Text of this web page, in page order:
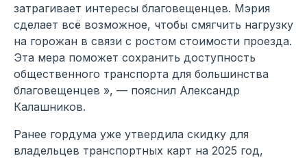
затрагивает интересы благовещенцев. Мэрия
сделает всё возможное, чтобы смягчить нагрузку
на горожан в связи с ростом стоимости проезда.
Эта мера поможет сохранить доступность
общественного транспорта для большинства
благовещенцев », — пояснил Александр
Калашников.
Ранее гордума уже утвердила скидку для
владельцев транспортных карт на 2025 год,